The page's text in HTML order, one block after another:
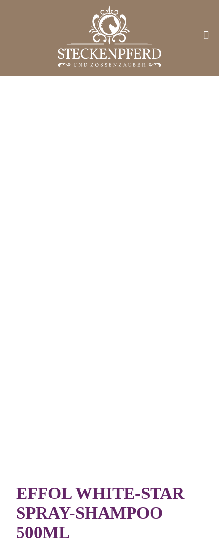
EFFOL WHITE-STAR
SPRAY-SHAMPOO
500ML